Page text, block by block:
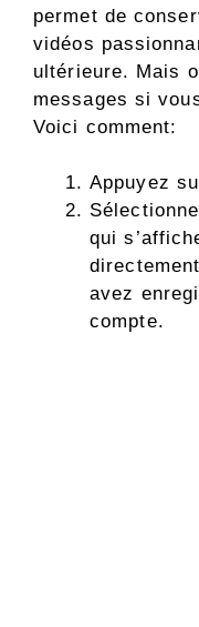
permet de
vidéos
ultérieure. Mais
messages si
Voici comment:
Appuyez
qui
avez
compte.